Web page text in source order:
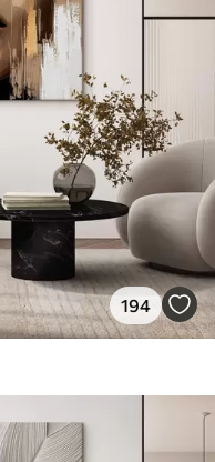
194